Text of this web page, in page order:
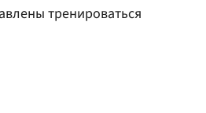
тренироваться